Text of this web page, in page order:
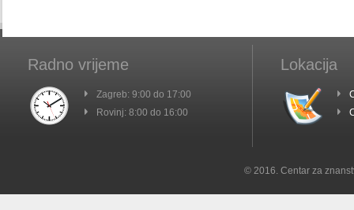
Radno vrijeme
Zagreb: 9:00 do 17:00
Rovinj: 8:00 do 16:00
Lokacija
© 2016. Centar za